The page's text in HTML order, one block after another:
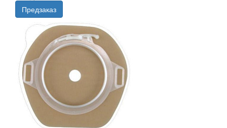
Предзаказ